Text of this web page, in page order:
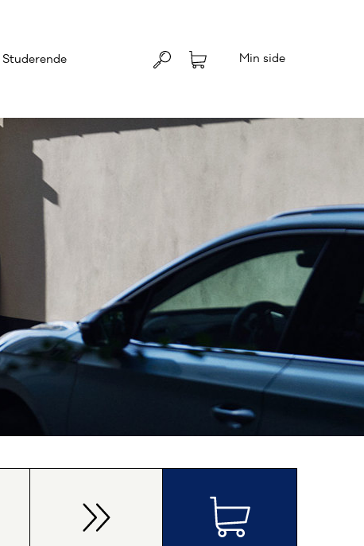
Studerende Min side